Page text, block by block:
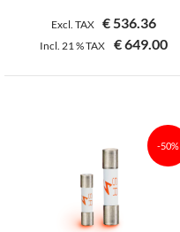
Excl. TAX €536.36
Incl. 21 %TAX €649.00
Dieses
Varianten
auf.
Die
Optionen
-50%